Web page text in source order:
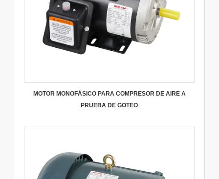
MOTOR MONOFÁSICO PARA COMPRESOR DE AIRE A
PRUEBA DE GOTEO